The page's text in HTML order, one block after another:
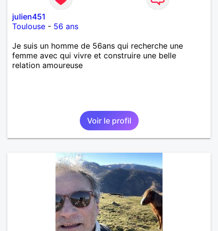
julien451
Toulouse - 56 ans
Je suis un homme de 56ans qui recherche une
femme avec qui vivre et construire une belle
relation amoureuse
Voir le profil